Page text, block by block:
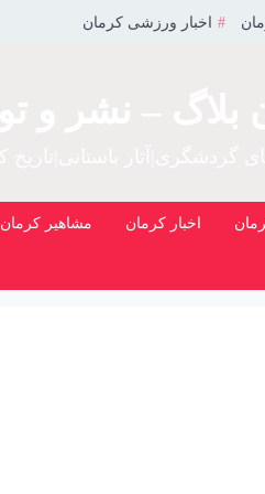
اخبار ورزشی کرمان
اخبار کرمان مشاهیر کرمان